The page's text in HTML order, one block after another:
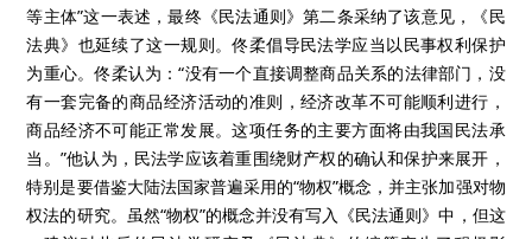
等主体”这一表述，最终《民法通则》第二条采纳了该意见，《民
法典》也延续了这一规则。佟柔倡导民法学应当以民事权利保护
为重心。佟柔认为：“没有一个直接调整商品关系的法律部门，没
有一套完备的商品经济活动的准则，经济改革不可能顺利进行，
商品经济不可能正常发展。这项任务的主要方面将由我国民法承
当。 ”他认为，民法学应该着重围绕财产权的确认和保护来展开，
特别是要借鉴大陆法国家普遍采用的“物权”概念，并主张加强对物
权法的研究。虽然“物权”的概念并没有写入《民法通则》中，但这